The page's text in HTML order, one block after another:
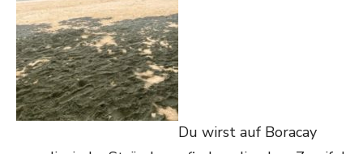
Du wirst auf Boracay